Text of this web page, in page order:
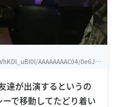
AAAAAAAAC04/0e6JB
達が出演するというの
で移動してたどり着い